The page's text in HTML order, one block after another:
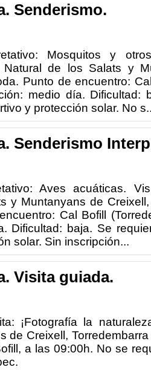
Senderismo.
Mosquitos y
de los Salats y
Punto de encuentro:
medio día. Dificultad:
y protección solar. No
Senderismo
Aves acuáticas.
y Muntanyans de
Cal Bofill
Dificultad: baja. Se
solar. Sin inscripción...
Visita guiada.
¡Fotografía la
de Creixell,
a las 09:00h. No se